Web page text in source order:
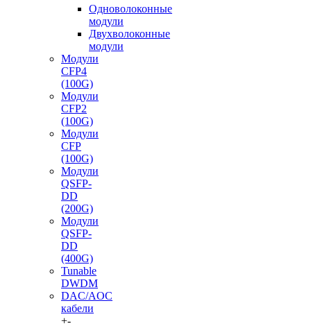
Одноволоконные
модули
Двухволоконные
модули
Модули
CFP4
(100G)
Модули
CFP2
(100G)
Модули
CFP
(100G)
Модули
QSFP-
DD
(200G)
Модули
QSFP-
DD
(400G)
Tunable
DWDM
DAC/AOC
кабели
+-